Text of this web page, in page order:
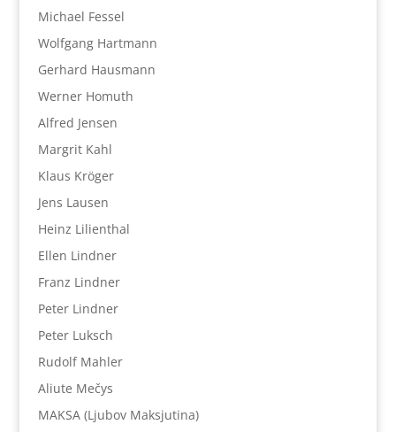
Michael Fessel
Wolfgang Hartmann
Gerhard Hausmann
Werner Homuth
Alfred Jensen
Margrit Kahl
Klaus Kröger
Jens Lausen
Heinz Lilienthal
Ellen Lindner
Franz Lindner
Peter Lindner
Peter Luksch
Rudolf Mahler
Aliute Mečys
MAKSA (Ljubov Maksjutina)